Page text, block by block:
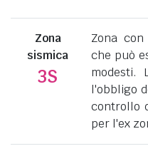
Zona
sismica
3S
Zona
che può
modesti.
l'obbligo
controllo
per l'ex